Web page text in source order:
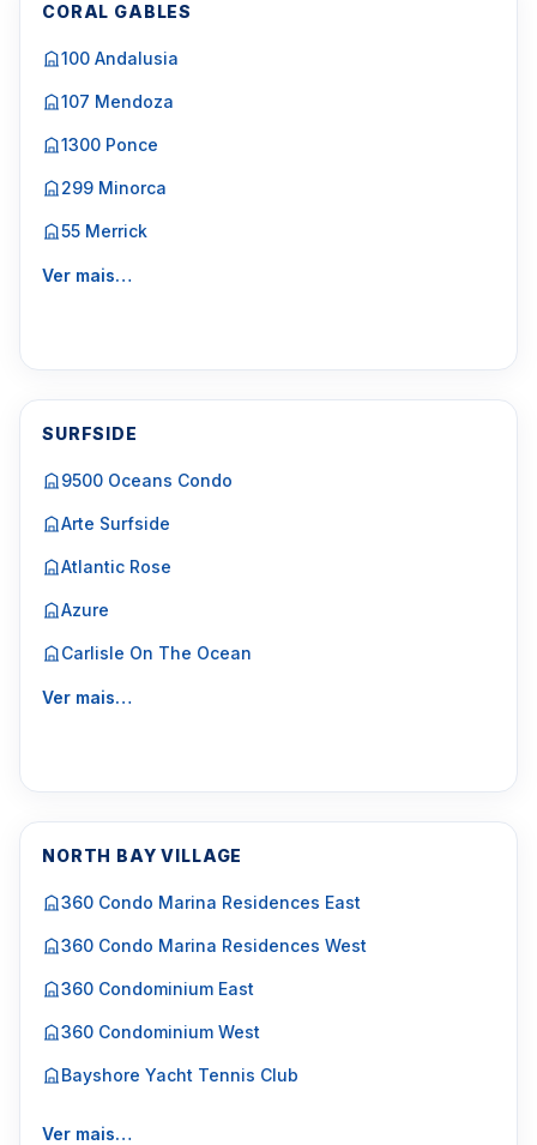
CORAL GABLES
100 Andalusia
107 Mendoza
1300 Ponce
299 Minorca
55 Merrick
Ver mais…
SURFSIDE
9500 Oceans Condo
Arte Surfside
Atlantic Rose
Azure
Carlisle On The Ocean
Ver mais…
NORTH BAY VILLAGE
360 Condo Marina Residences East
360 Condo Marina Residences West
360 Condominium East
360 Condominium West
Bayshore Yacht Tennis Club
Ver mais…